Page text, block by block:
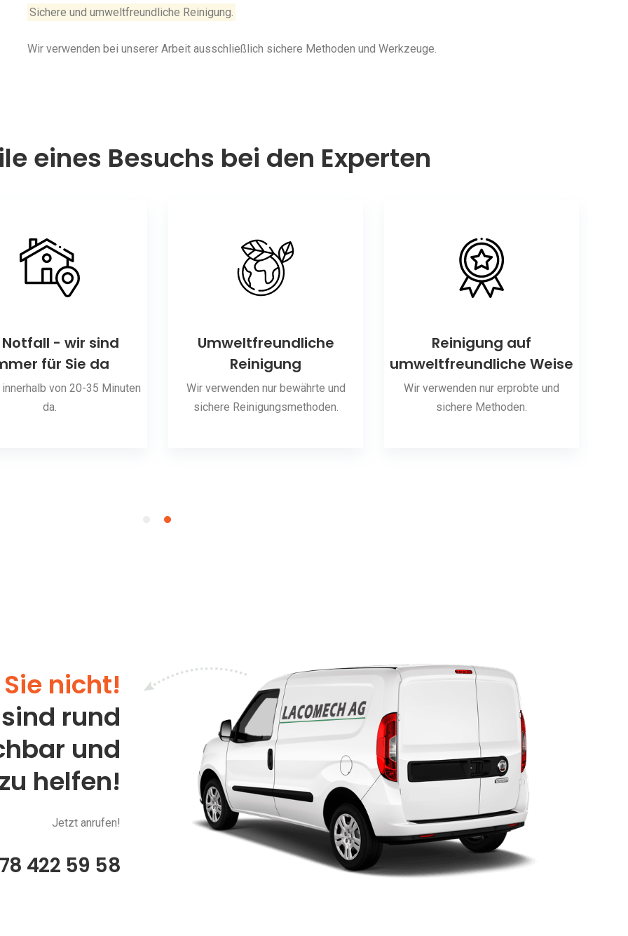
Sichere und umweltfreundliche Reinigung.
Wir verwenden bei unserer Arbeit ausschließlich sichere Methoden und Werkzeuge.
eines Besuchs bei den Experten
- wir sind
für Sie da
von 20-35 Minuten
da.
Umweltfreundliche
Reinigung
Wir verwenden nur bewährte und
sichere Reinigungsmethoden.
Reinigung auf
umweltfreundliche Weise
Wir verwenden nur erprobte und
sichere Methoden.
nicht!
rund
und
helfen!
Jetzt anrufen!
422 59 58